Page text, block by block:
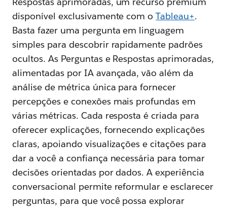
disponível exclusivamente com oTableau+.
Basta fazer uma pergunta em linguagem
simples para descobrir rapidamente padrões
ocultos. As Perguntas e Respostas aprimoradas,
alimentadas por IA avançada, vão além da
análise de métrica única para fornecer
percepções e conexões mais profundas em
várias métricas. Cada resposta é criada para
oferecer explicações, fornecendo explicações
claras, apoiando visualizações e citações para
dar a você a confiança necessária para tomar
decisões orientadas por dados. A experiência
conversacional permite reformular e esclarecer
perguntas, para que você possa explorar